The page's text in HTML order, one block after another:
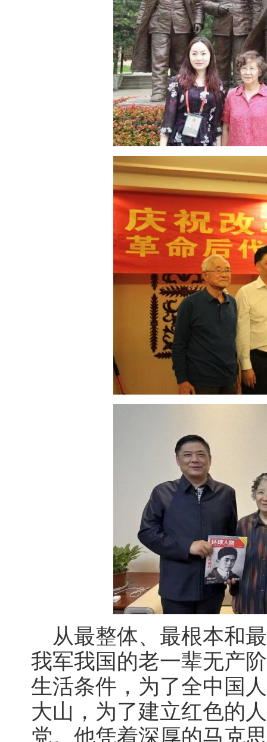
从最整体、最根本和
我军我国的老一辈无产
生活条件，为了全中国
大山，为了建立红色的
党。他凭着深厚的马克